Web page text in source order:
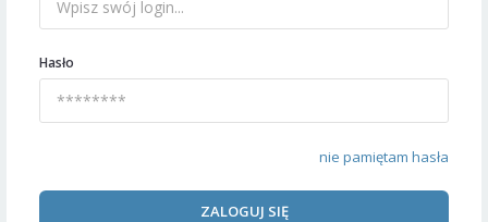
Hasło
nie pamiętam hasła
ZALOGUJ SIĘ